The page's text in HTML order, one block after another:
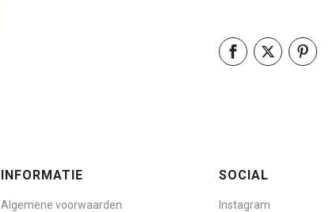
INFORMATIE
Algemene voorwaarden
SOCIAL
Instagram